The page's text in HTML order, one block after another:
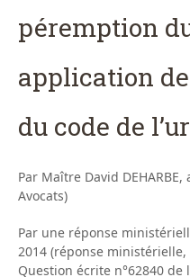
péremption
application
du code de
Par Maître David
Avocats)
Par une réponse
2014 (réponse
Question écrite n°62840 de